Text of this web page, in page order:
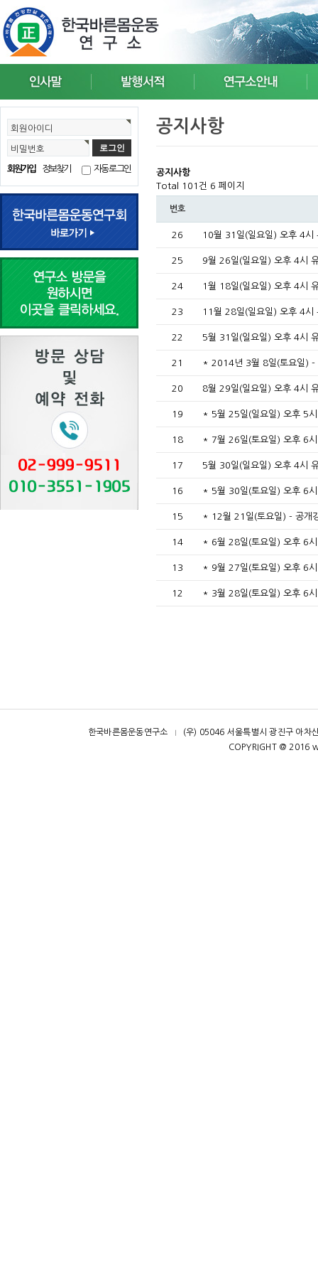
회원아이디
비밀번호
회원가입 정보찾기 자동로그인
공지사항
공지사항
Total 101건 6 페이지
번호
26 10월 31일(일요일) 오후 4시
25 9월 26일(일요일) 오후 4시
24 1월 18일(일요일) 오후 4시
23 11월 28일(일요일) 오후 4시
22 5월 31일(일요일) 오후 4시
21 * 2014년 3월 8일(토요일) -
20 8월 29일(일요일) 오후 4시
19 * 5월 25일(일요일) 오후 5
18 * 7월 26일(토요일) 오후 6
17 5월 30일(일요일) 오후 4시
16 * 5월 30일(토요일) 오후 6
15 * 12월 21일(토요일) - 공개
14 * 6월 28일(토요일) 오후 6
13 * 9월 27일(토요일) 오후 6
12 * 3월 28일(토요일) 오후 6
한국바른몸운동연구소
(우) 05046 서울특별시 광진구 아차
COPYRIGHT @ 2016